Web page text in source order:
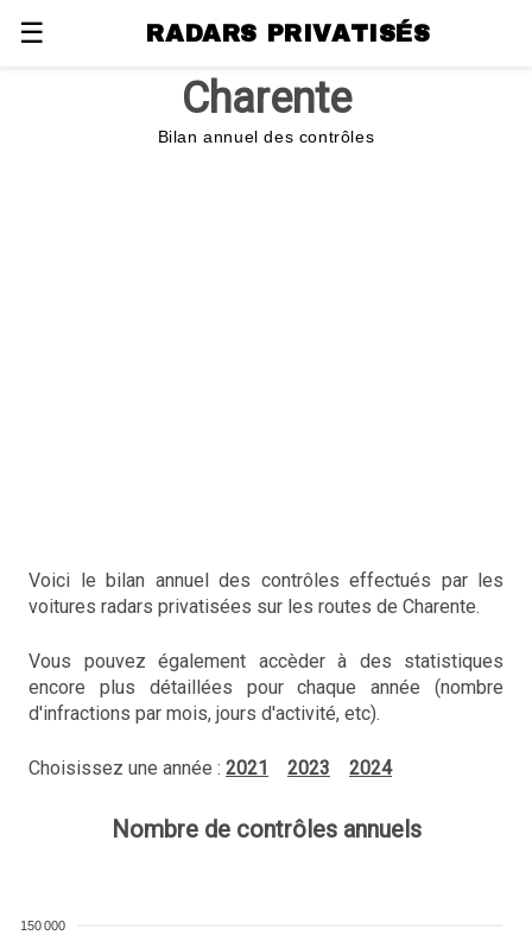
☰ RADARS PRIVATISÉS
Charente
Bilan annuel des contrôles
Voici le bilan annuel des contrôles effectués par les
voitures radars privatisées sur les routes de Charente.
Vous pouvez également accèder à des statistiques
encore plus détaillées pour chaque année (nombre
d'infractions par mois, jours d'activité, etc).
Choisissez une année : 2021 2023 2024
Nombre de contrôles annuels
150 000